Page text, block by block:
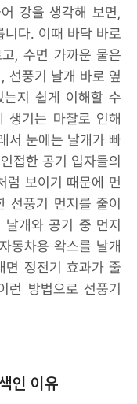
강을 생각해 보면,
니다. 이때 바닥 바로
, 수면 가까운 물은
선풍기 날개 바로 옆
지 쉽게 이해할 수
생기는 마찰로 인해
서 눈에는 날개가 빠
접한 공기 입자들의
럼 보이기 때문에 먼
선풍기 먼지를 줄이
개와 공기 중 먼지
동차용 왁스를 날개
면 정전기 효과가 줄
런 방법으로 선풍기
인 이유